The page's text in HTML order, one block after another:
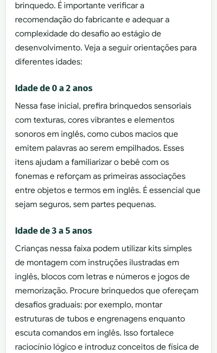
brinquedo. É importante verificar a
recomendação do fabricante e adequar a
complexidade do desafio ao estágio de
desenvolvimento. Veja a seguir orientações para
diferentes idades:
Idade de 0 a 2 anos
Nessa fase inicial, prefira brinquedos sensoriais
com texturas, cores vibrantes e elementos
sonoros em inglês, como cubos macios que
emitem palavras ao serem empilhados. Esses
itens ajudam a familiarizar o bebê com os
fonemas e reforçam as primeiras associações
entre objetos e termos em inglês. É essencial que
sejam seguros, sem partes pequenas.
Idade de 3 a 5 anos
Crianças nessa faixa podem utilizar kits simples
de montagem com instruções ilustradas em
inglês, blocos com letras e números e jogos de
memorização. Procure brinquedos que ofereçam
desafios graduais: por exemplo, montar
estruturas de tubos e engrenagens enquanto
escuta comandos em inglês. Isso fortalece
raciocínio lógico e introduz conceitos de física de